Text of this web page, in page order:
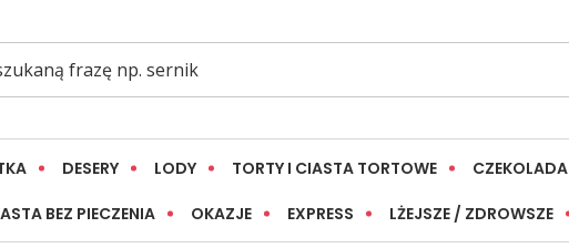
DESERY LODY TORTY I CIASTA TORTOWE CZEKOLADA
BEZ PIECZENIA OKAZJE EXPRESS LŻEJSZE / ZDROWSZE